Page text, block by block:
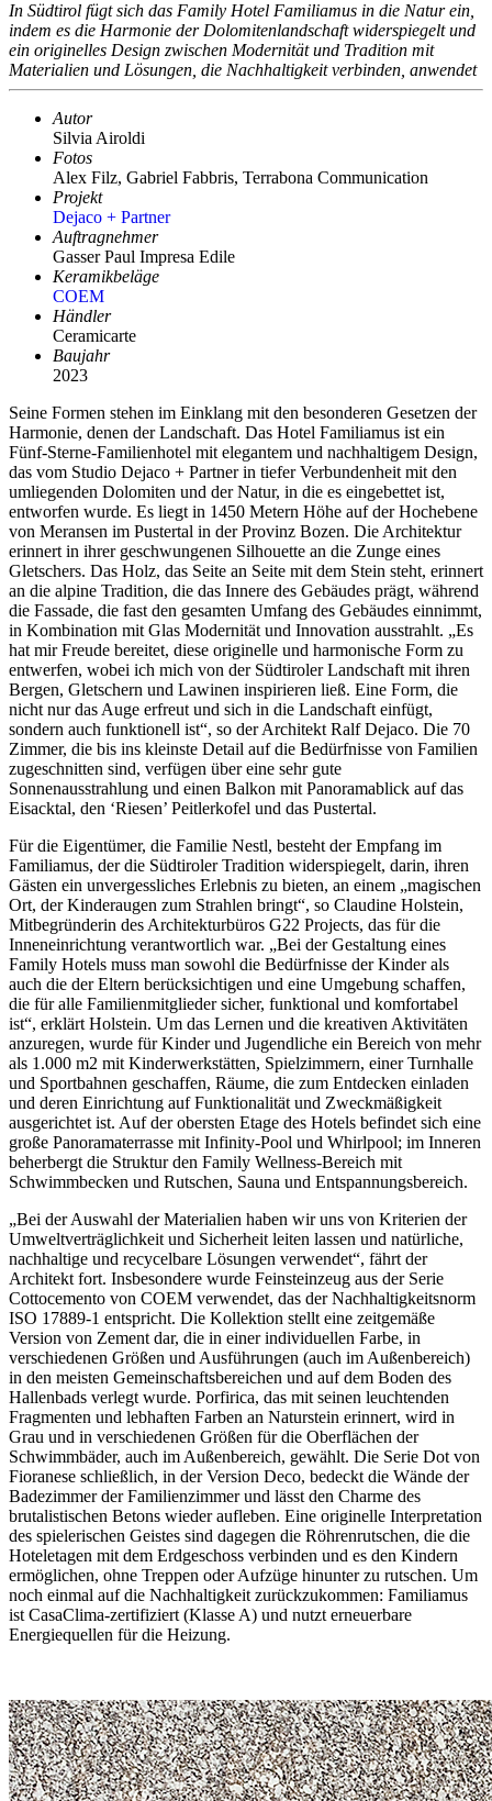
In Südtirol fügt sich das Family Hotel Familiamus in die Natur ein,
indem es die Harmonie der Dolomitenlandschaft widerspiegelt und
ein originelles Design zwischen Modernität und Tradition mit
Materialien und Lösungen, die Nachhaltigkeit verbinden, anwendet
Autor
Silvia Airoldi
Fotos
Alex Filz, Gabriel Fabbris, Terrabona Communication
Projekt
Dejaco + Partner
Auftragnehmer
Gasser Paul Impresa Edile
Keramikbeläge
COEM
Händler
Ceramicarte
Baujahr
2023
Seine Formen stehen im Einklang mit den besonderen Gesetzen der
Harmonie, denen der Landschaft. Das Hotel Familiamus ist ein
Fünf-Sterne-Familienhotel mit elegantem und nachhaltigem Design,
das vom Studio Dejaco + Partner in tiefer Verbundenheit mit den
umliegenden Dolomiten und der Natur, in die es eingebettet ist,
entworfen wurde. Es liegt in 1450 Metern Höhe auf der Hochebene
von Meransen im Pustertal in der Provinz Bozen. Die Architektur
erinnert in ihrer geschwungenen Silhouette an die Zunge eines
Gletschers. Das Holz, das Seite an Seite mit dem Stein steht, erinnert
an die alpine Tradition, die das Innere des Gebäudes prägt, während
die Fassade, die fast den gesamten Umfang des Gebäudes einnimmt,
in Kombination mit Glas Modernität und Innovation ausstrahlt. „Es
hat mir Freude bereitet, diese originelle und harmonische Form zu
entwerfen, wobei ich mich von der Südtiroler Landschaft mit ihren
Bergen, Gletschern und Lawinen inspirieren ließ. Eine Form, die
nicht nur das Auge erfreut und sich in die Landschaft einfügt,
sondern auch funktionell ist“, so der Architekt Ralf Dejaco. Die 70
Zimmer, die bis ins kleinste Detail auf die Bedürfnisse von Familien
zugeschnitten sind, verfügen über eine sehr gute
Sonnenausstrahlung und einen Balkon mit Panoramablick auf das
Eisacktal, den ‘Riesen’ Peitlerkofel und das Pustertal.
Für die Eigentümer, die Familie Nestl, besteht der Empfang im
Familiamus, der die Südtiroler Tradition widerspiegelt, darin, ihren
Gästen ein unvergessliches Erlebnis zu bieten, an einem „magischen
Ort, der Kinderaugen zum Strahlen bringt“, so Claudine Holstein,
Mitbegründerin des Architekturbüros G22 Projects, das für die
Inneneinrichtung verantwortlich war. „Bei der Gestaltung eines
Family Hotels muss man sowohl die Bedürfnisse der Kinder als
auch die der Eltern berücksichtigen und eine Umgebung schaffen,
die für alle Familienmitglieder sicher, funktional und komfortabel
ist“, erklärt Holstein. Um das Lernen und die kreativen Aktivitäten
anzuregen, wurde für Kinder und Jugendliche ein Bereich von mehr
als 1.000 m2 mit Kinderwerkstätten, Spielzimmern, einer Turnhalle
und Sportbahnen geschaffen, Räume, die zum Entdecken einladen
und deren Einrichtung auf Funktionalität und Zweckmäßigkeit
ausgerichtet ist. Auf der obersten Etage des Hotels befindet sich eine
große Panoramaterrasse mit Infinity-Pool und Whirlpool; im Inneren
beherbergt die Struktur den Family Wellness-Bereich mit
Schwimmbecken und Rutschen, Sauna und Entspannungsbereich.
„Bei der Auswahl der Materialien haben wir uns von Kriterien der
Umweltverträglichkeit und Sicherheit leiten lassen und natürliche,
nachhaltige und recycelbare Lösungen verwendet“, fährt der
Architekt fort. Insbesondere wurde Feinsteinzeug aus der Serie
Cottocemento von COEM verwendet, das der Nachhaltigkeitsnorm
ISO 17889-1 entspricht. Die Kollektion stellt eine zeitgemäße
Version von Zement dar, die in einer individuellen Farbe, in
verschiedenen Größen und Ausführungen (auch im Außenbereich)
in den meisten Gemeinschaftsbereichen und auf dem Boden des
Hallenbads verlegt wurde. Porfirica, das mit seinen leuchtenden
Fragmenten und lebhaften Farben an Naturstein erinnert, wird in
Grau und in verschiedenen Größen für die Oberflächen der
Schwimmbäder, auch im Außenbereich, gewählt. Die Serie Dot von
Fioranese schließlich, in der Version Deco, bedeckt die Wände der
Badezimmer der Familienzimmer und lässt den Charme des
brutalistischen Betons wieder aufleben. Eine originelle Interpretation
des spielerischen Geistes sind dagegen die Röhrenrutschen, die die
Hoteletagen mit dem Erdgeschoss verbinden und es den Kindern
ermöglichen, ohne Treppen oder Aufzüge hinunter zu rutschen. Um
noch einmal auf die Nachhaltigkeit zurückzukommen: Familiamus
ist CasaClima-zertifiziert (Klasse A) und nutzt erneuerbare
Energiequellen für die Heizung.